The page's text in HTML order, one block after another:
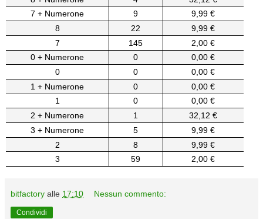
7 + Numerone
9
9,99 €
8
22
9,99 €
7
145
2,00 €
0 + Numerone
0
0,00 €
0
0
0,00 €
1 + Numerone
0
0,00 €
1
0
0,00 €
2 + Numerone
1
32,12 €
3 + Numerone
5
9,99 €
2
8
9,99 €
3
59 2,00 €
bitfactory alle 17:10 Nessun commento:
Condividi